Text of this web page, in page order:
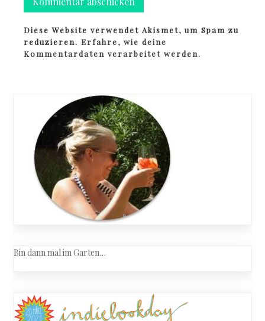
Diese Website verwendet Akismet, um Spam zu
reduzieren.Erfahre, wie deine
Kommentardaten verarbeitet werden.
Bin dann mal im Garten…